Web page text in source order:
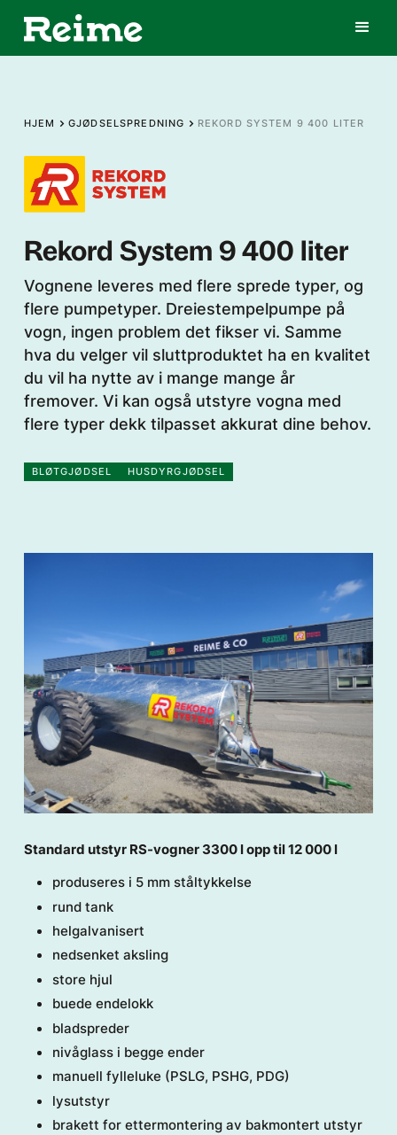
HJEM GJØDSELSPREDNING REKORD SYSTEM 9 400 LITER
Rekord System 9 400 liter
Vognene leveres med flere sprede typer, og
flere pumpetyper. Dreiestempelpumpe på
vogn, ingen problem det fikser vi. Samme
hva du velger vil sluttproduktet ha en kvalitet
du vil ha nytte av i mange mange år
fremover. Vi kan også utstyre vogna med
flere typer dekk tilpasset akkurat dine behov.
BLØTGJØDSEL HUSDYRGJØDSEL
Standard utstyr RS-vogner 3300 l opp til 12 000 l
produseres i 5 mm ståltykkelse
rund tank
helgalvanisert
nedsenket aksling
store hjul
buede endelokk
bladspreder
nivåglass i begge ender
manuell fylleluke (PSLG, PSHG, PDG)
lysutstyr
brakett for ettermontering av bakmontert utstyr